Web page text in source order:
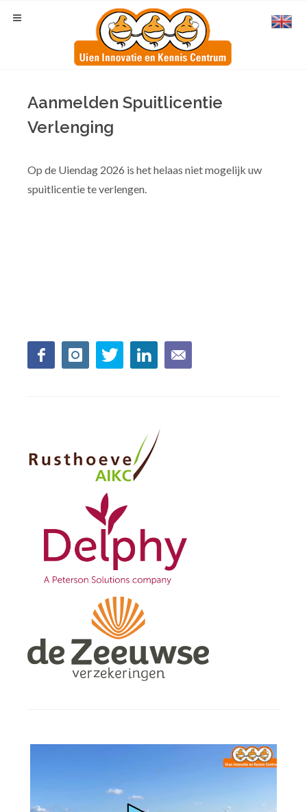
Aanmelden Spuitlicentie
Verlenging
Op de Uiendag 2026 is het helaas niet mogelijk uw
spuitlicentie te verlengen.